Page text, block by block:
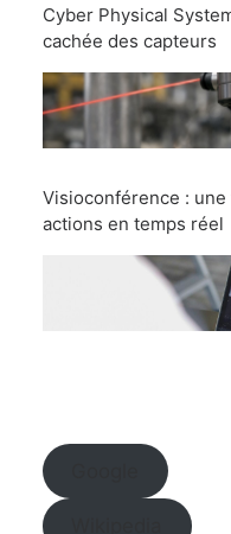
Cyber Physical
cachée des capteurs
Visioconférence :
actions en temps réel